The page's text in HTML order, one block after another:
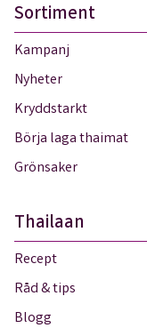
Sortiment
Kampanj
Nyheter
Kryddstarkt
Börja laga thaimat
Grönsaker
Thailaan
Recept
Råd & tips
Blogg